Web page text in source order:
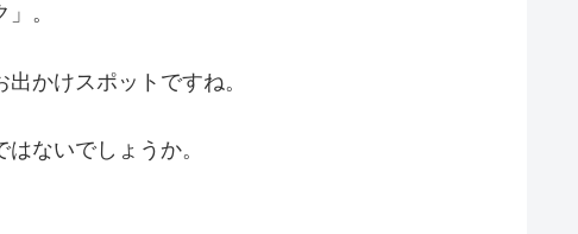
。
かけスポットですね。
ないでしょうか。